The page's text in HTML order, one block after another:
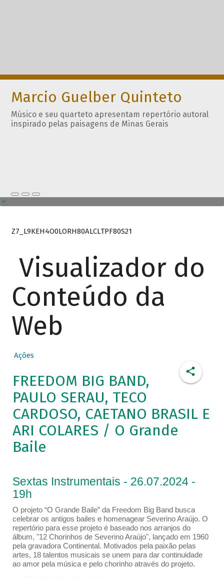
Marcio Guelber Quinteto
Músico e seu quarteto apresentam repertório autoral
inspirado pelas paisagens de Minas Gerais
Z7_L9KEH4O0LORH80ALCLTPF80S21
Visualizador do
Conteúdo da
Web
Ações
FREEDOM BIG BAND,
PAULO SERAU, TECO
CARDOSO, CAETANO BRASIL E
ARI COLARES / O Grande
Baile
Sextas Instrumentais - 26.07.2024 -
19h
O projeto “O Grande Baile” da Freedom Big Band busca
celebrar os antigos bailes e homenagear Severino Araújo. O
repertório para esse projeto é baseado nos arranjos do
álbum, "12 Chorinhos de Severino Araújo", lançado em 1960
pela gravadora Continental. Motivados pela paixão pelas
artes, 18 talentos musicais se unem para dar continuidade
ao amor pela música e pelo chorinho através do projeto.